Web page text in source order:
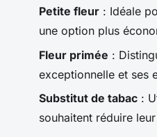
Petite fleur : Idéale
une option plus
Fleur primée :
exceptionnelle et ses
Substitut de tabac :
souhaitent réduire